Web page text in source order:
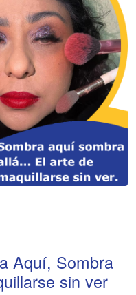
Aquí, Sombra
sin ver